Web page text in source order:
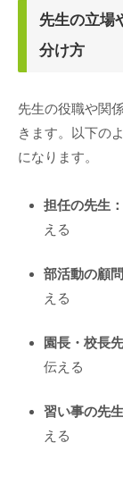
先生の立場
分け方
先生の役職や関
きます。以下の
になります。
担任の先生：
える
部活動の顧問
える
園長・校長
伝える
習い事の先生
える